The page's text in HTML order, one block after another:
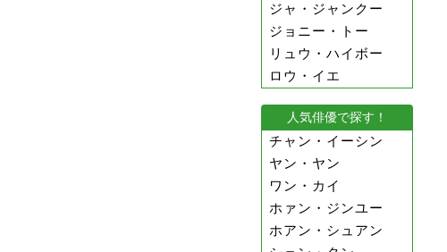
ジャ・ジャンクー
ジョニー・トー
リュウ・ハイボー
ロウ・イエ
人気俳優で探す！
チャン・イーシン
ヤン・ヤン
ワン・カイ
ホァン・ジンユー
ホアン・シュアン